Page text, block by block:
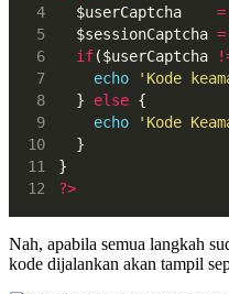
  $userCaptcha
=
  $sessionCaptcha
=
if($userCaptcha
echo
'Kode
  }
else {
echo
'Kode
  }
}
?>
Nah, apabila semua langkah
kode dijalankan akan tampil